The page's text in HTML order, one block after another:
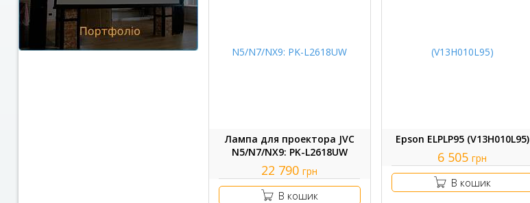
Лампа для проектора JVC
N5/N7/NX9: PK-L2618UW
22 790 грн
В кошик
Epson ELPLP95 (V13H010L95)
6 505грн
В кошик